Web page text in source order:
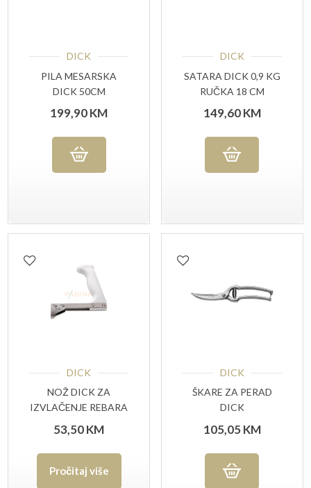
DICK
PILA MESARSKA
DICK 50CM
ROSTFREI
199,90KM
DICK
SATARA DICK 0,9 KG
RUČKA 18 CM
149,60KM
DICK
NOŽ DICK ZA
IZVLAČENJE REBARA
53,50KM
Pročitaj više
DICK
ŠKARE ZA PERAD
DICK
105,05KM